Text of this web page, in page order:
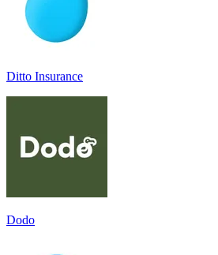
Ditto Insurance
Dodo